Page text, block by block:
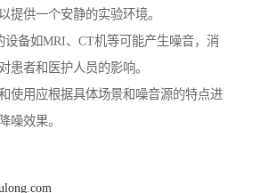
提供一个安静的实验环境。
设备如MRI、CT机等可能产生噪音，消
患者和医护人员的影响。
使用应根据具体场景和噪音源的特点进
噪效果。